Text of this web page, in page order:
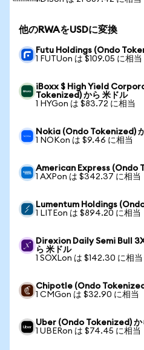
他のRWAをUSDに変換
Futu Holdings (Ondo
1 FUTUon は $109.05 に相当
iBoxx $ High Yield
Tokenized) から 米ドル
1 HYGon は $83.72 に相当
Nokia (Ondo Tokenized)
1 NOKon は $9.46 に相当
American Express (Ondo
1 AXPon は $342.37 に相当
Lumentum Holdings
1 LITEon は $894.20 に相当
Direxion Daily Semi Bull
ら 米ドル
1 SOXLon は $142.30 に相当
Chipotle (Ondo
1 CMGon は $32.90 に相当
Uber (Ondo Tokenized) か
1 UBERon は $74.45 に相当